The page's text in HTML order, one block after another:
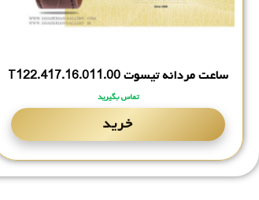
ساعت مردانه تیسوت T122.‎417.‎16.‎011.‎00
تماس بگیرید
خرید